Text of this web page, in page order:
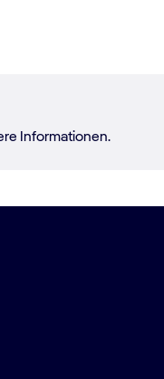
Informationen.